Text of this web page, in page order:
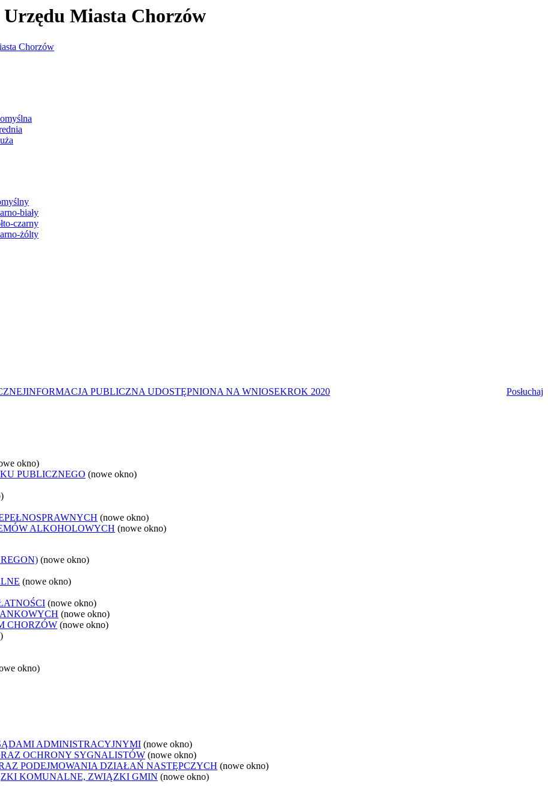
Miasta Chorzów
Posłuchaj
INFORMACJA PUBLICZNA UDOSTĘPNIONA NA WNIOSEKROK 2020
okno)
PUBLICZNEGO (nowe okno)
(nowe okno)
ALKOHOLOWYCH (nowe okno)
(nowe okno)
(nowe okno)
(nowe okno)
(nowe okno)
CHORZÓW (nowe okno)
okno)
ADMINISTRACYJNYMI (nowe okno)
OCHRONY SYGNALISTÓW (nowe okno)
PODEJMOWANIA DZIAŁAŃ NASTĘPCZYCH (nowe okno)
KOMUNALNE, ZWIĄZKI GMIN (nowe okno)